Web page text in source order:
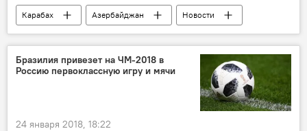
Карабах Азербайджан
Новости
Армения
Самед Сеидов
ПАСЕ
Бразилия привезет на ЧМ-2018 в
Россию первоклассную игру и мячи
24 января 2018, 18:22